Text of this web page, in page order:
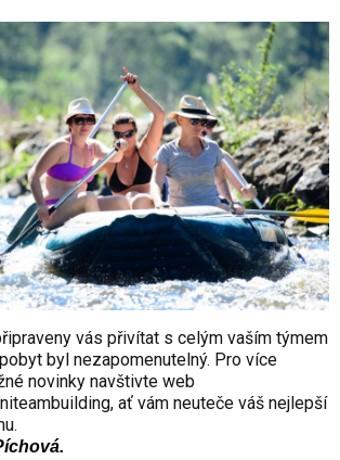
vás přivítat s celým vaším týmem
byl nezapomenutelný. Pro více
novinky navštivte web
, ať vám neuteče váš nejlepší